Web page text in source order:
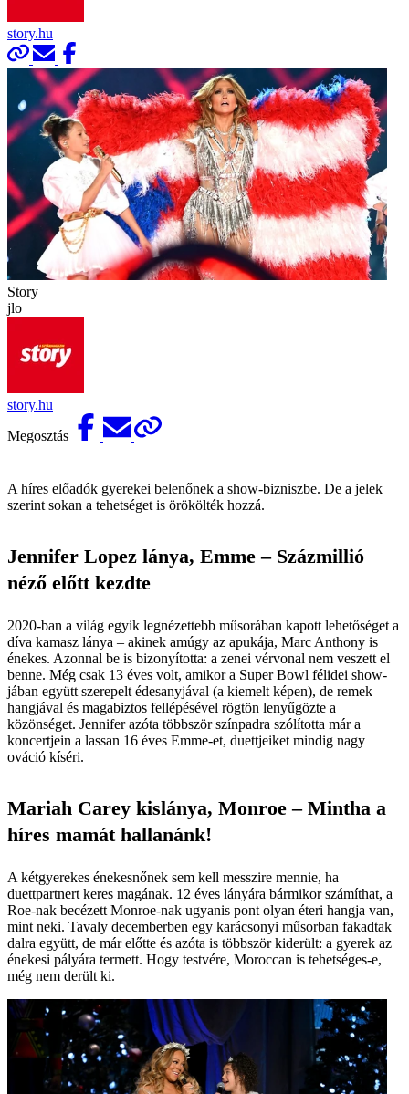
story.hu
Story
jlo
story.hu
Megosztás
A híres előadók gyerekei belenőnek a show-bizniszbe. De a jelek
szerint sokan a tehetséget is örökölték hozzá.
Jennifer Lopez lánya, Emme – Százmillió
néző előtt kezdte
2020-ban a világ egyik legnézettebb műsorában kapott lehetőséget a
díva kamasz lánya – akinek amúgy az apukája, Marc Anthony is
énekes. Azonnal be is bizonyította: a zenei vérvonal nem veszett el
benne. Még csak 13 éves volt, amikor a Super Bowl félidei show-
jában együtt szerepelt édesanyjával (a kiemelt képen), de remek
hangjával és maga­biztos fellépésével rögtön lenyűgözte a
közönséget. Jennifer azóta többször színpadra szólította már a
koncertjein a lassan 16 éves Emme-et, duettjeiket mindig nagy
ováció kíséri.
Mariah Carey kislánya, Monroe – Mintha a
híres mamát hallanánk!
A kétgyerekes énekesnőnek sem kell messzire mennie, ha
duettpartnert keres magának. 12 éves lányára bármikor számíthat, a
Roe-nak becézett Monroe-nak ugyanis pont olyan éteri hangja van,
mint neki. Tavaly decemberben egy karácsonyi műsorban fakadtak
dalra együtt, de már előtte és azóta is többször kiderült: a gyerek az
énekesi pályára termett. Hogy testvére, Moroccan is tehetséges-e,
még nem derült ki.